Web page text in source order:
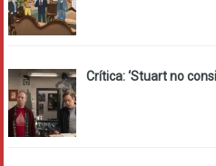
Crítica: ‘Stuart no